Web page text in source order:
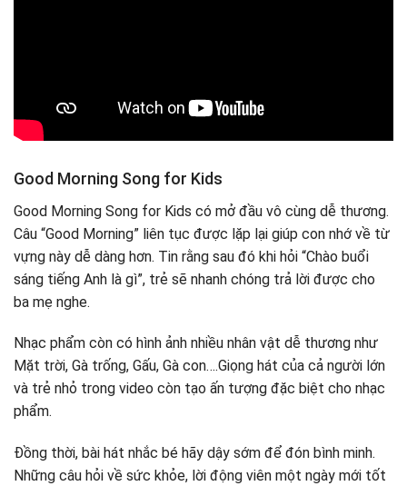
Good Morning Song for Kids
Good Morning Song for Kids có mở đầu vô cùng dễ thương.
Câu “Good Morning” liên tục được lặp lại giúp con nhớ về từ
vựng này dễ dàng hơn. Tin rằng sau đó khi hỏi “Chào buổi
sáng tiếng Anh là gì”, trẻ sẽ nhanh chóng trả lời được cho
ba mẹ nghe.
Nhạc phẩm còn có hình ảnh nhiều nhân vật dễ thương như
Mặt trời, Gà trống, Gấu, Gà con….Giọng hát của cả người lớn
và trẻ nhỏ trong video còn tạo ấn tượng đặc biệt cho nhạc
phẩm.
Đồng thời, bài hát nhắc bé hãy dậy sớm để đón bình minh.
Những câu hỏi về sức khỏe, lời động viên một ngày mới tốt